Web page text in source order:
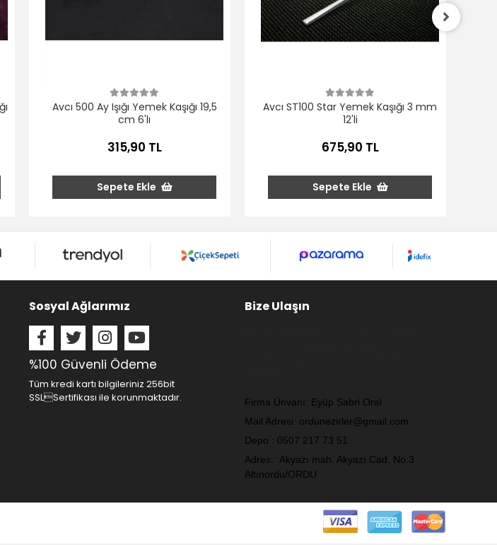
Avcı 500 Ay Işığı Yemek Kaşığı 19,5
cm 6'lı
315,90 TL
Sepete Ekle
Avcı ST100 Star Yemek Kaşığı 3 mm
12'li
675,90 TL
Sepete Ekle
Sosyal Ağlarımız
%100 Güvenli Ödeme
Tüm kredi kartı bilgileriniz 256bit
SSLSertifikası ile korunmaktadır.
Bize Ulaşın
Firma Ünvanı: Eyüp Sabri Oral
Mail Adresi: ordunezirler@gmail.com
Depo : 0507 217 73 51
Adres: Akyazı mah. Akyazı Cad. No:3
Altınordu/ORDU